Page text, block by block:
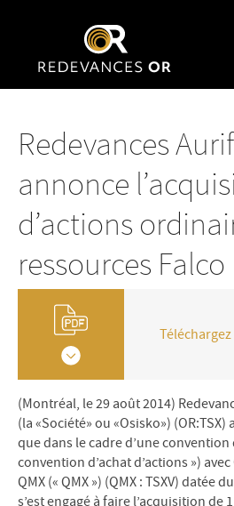
Redevances
annonce
d’actions
ressources Falco
(Montréal, le 29 août 2014)
(la «Société» ou «Osisko»)
que dans le cadre d’une convention
convention d’achat d’actions »)
QMX (« QMX ») (QMX : TSXV) datée
s’est engagé à faire l’acquisition de